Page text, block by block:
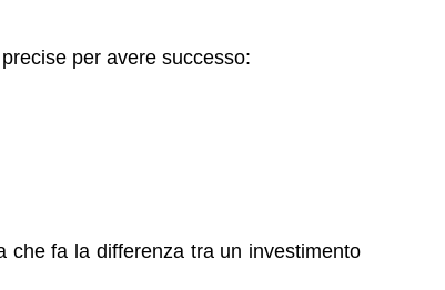
per avere successo:
che fa la differenza tra un investimento